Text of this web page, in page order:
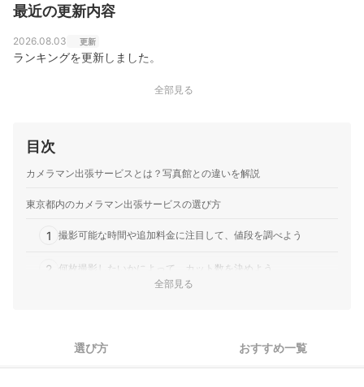
最近の更新内容
2026.08.03 更新
ランキングを更新しました。
全部見る
目次
カメラマン出張サービスとは？写真館との違いを解説
東京都内のカメラマン出張サービスの選び方
1 撮影可能な時間や追加料金に注目して、値段を調べよう
2 何枚撮影したいかによって、カット数を決めよう
おすすめの東京都内のカメラマン出張サービス7選
全部見る
選び方 おすすめ一覧